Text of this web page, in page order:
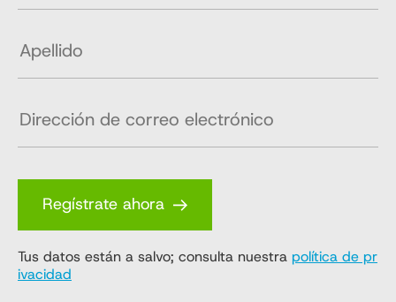
Regístrate ahora
Tus datos están a salvo; consulta nuestra política de pr
ivacidad